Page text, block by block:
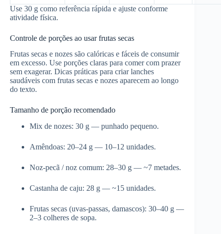
Use 30 g como referência rápida e ajuste conforme
atividade física.
Controle de porções ao usar frutas secas
Frutas secas e nozes são calóricas e fáceis de consumir
em excesso. Use porções claras para comer com prazer
sem exagerar. Dicas práticas para criar lanches
saudáveis com frutas secas e nozes aparecem ao longo
do texto.
Tamanho de porção recomendado
Mix de nozes: 30 g — punhado pequeno.
Amêndoas: 20–24 g — 10–12 unidades.
Noz-pecã / noz comum: 28–30 g — ~7 metades.
Castanha de caju: 28 g — ~15 unidades.
Frutas secas (uvas-passas, damascos): 30–40 g —
2–3 colheres de sopa.